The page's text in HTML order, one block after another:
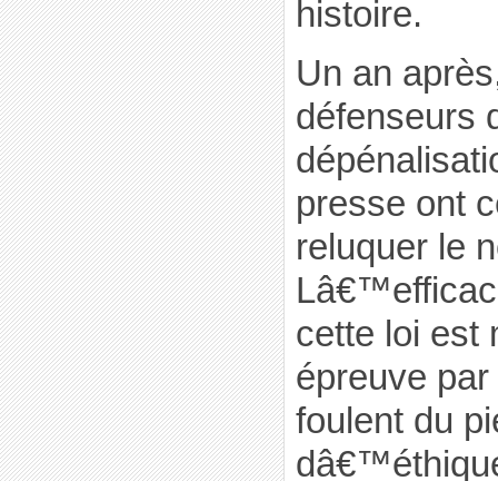
histoire.
Un an
défenseurs
presse ont
reluquer le
cette loi est
épreuve
foulent du